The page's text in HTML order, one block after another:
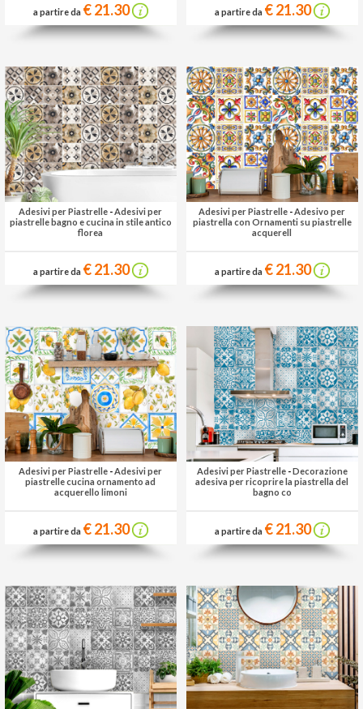
a partire da € 21.30 a partire da € 21.30
Adesivi per Piastrelle -Adesivi per
piastrelle bagno e cucina in stile antico
florea
a partire da € 21.30
Adesivi per Piastrelle -Adesivo per
piastrella con Ornamenti su piastrelle
acquerell
a partire da € 21.30
Adesivi per Piastrelle -Adesivi per
piastrelle cucina ornamento ad
acquerello limoni
a partire da € 21.30
Adesivi per Piastrelle -Decorazione
adesiva per ricoprire la piastrella del
bagno co
a partire da € 21.30